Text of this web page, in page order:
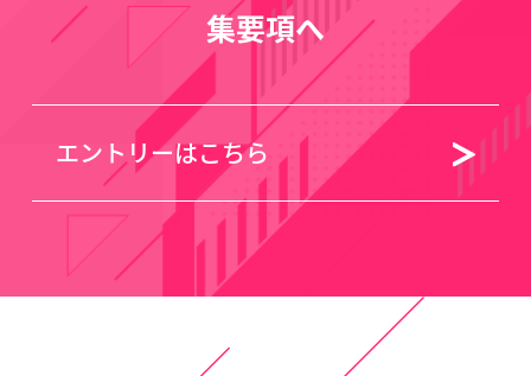
集要項へ
エントリーはこちら